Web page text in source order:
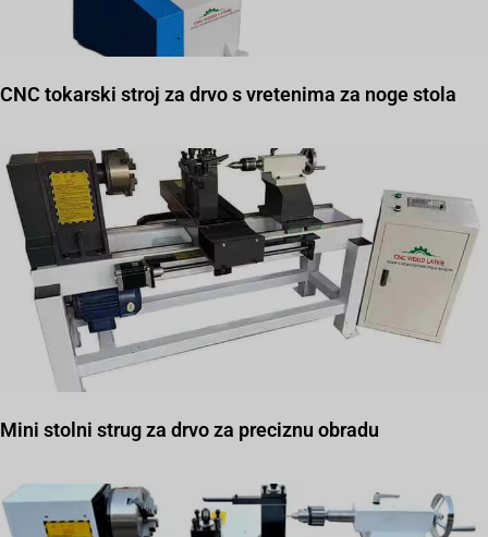
CNC tokarski stroj za drvo s vretenima za noge stola
Mini stolni strug za drvo za preciznu obradu